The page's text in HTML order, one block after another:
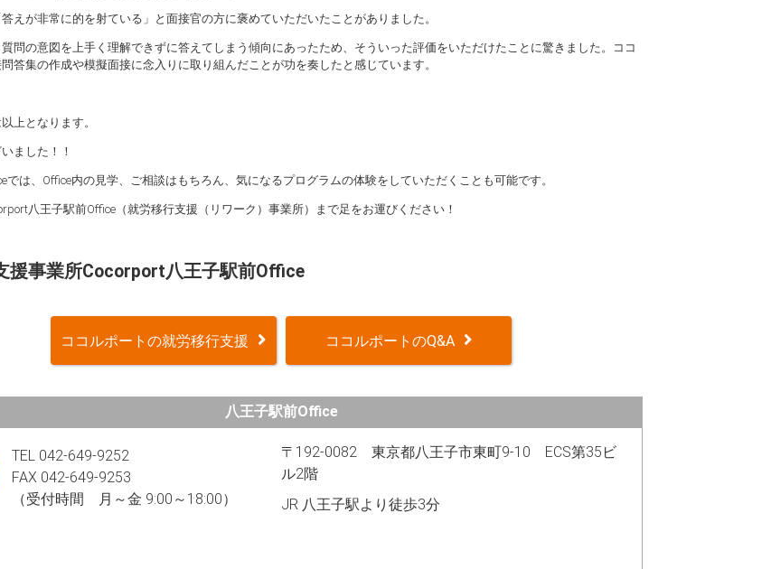
えが非常に的を射ている」と面接官の方に褒めていただいたことがありました。
問の意図を上手く理解できずに答えてしまう傾向にあったため、そういった評価をいただけたことに驚きました。ココ
答集の作成や模擬面接に念入りに取り組んだことが功を奏したと感じています。
上となります。
ました！！
では、Office内の見学、ご相談はもちろん、気になるプログラムの体験をしていただくことも可能です。
八王子駅前Office（就労移行支援（リワーク）事業所）まで足をお運びください！
援事業所Cocorport八王子駅前Office
ココルポートの就労移行支援 ココルポートのQ&A
八王子駅前Office
TEL 042-649-9252
FAX 042-649-9253
（受付時間 月～金 9:00～18:00）
〒192-0082 東京都八王子市東町9-10 ECS第35ビ
ル2階
JR 八王子駅より徒歩3分